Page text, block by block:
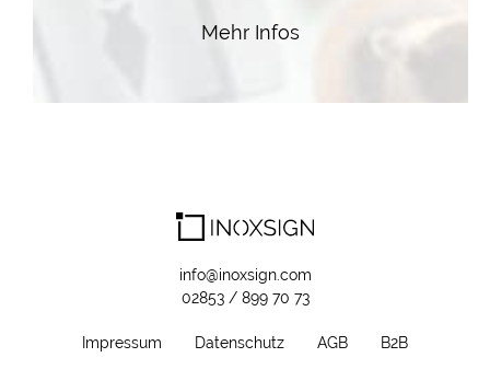
Mehr Infos
info@inoxsign.com
02853 / 899 70 73
Impressum Datenschutz AGB B2B